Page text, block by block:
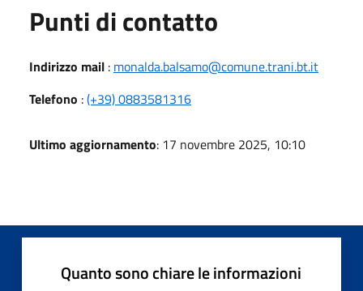
Punti di contatto
Indirizzo mail : monalda.balsamo@comune.trani.bt.it
Telefono :(+39) 0883581316
Ultimo aggiornamento: 17 novembre 2025, 10:10
Quanto sono chiare le informazioni